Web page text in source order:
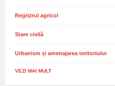
Registrul agricol
Stare civilă
Urbanism și amenajarea teritoriului
VEZI MAI MULT